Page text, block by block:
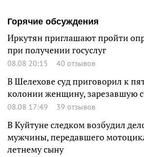
Горячие обсуждения
Иркутян приглашают пройти
при получении госуслуг
08.08 20:15 40 отзывов
В Шелехове суд приговорил к
колонии женщину, зарезавшую
08.08 17:49 39 отзывов
В Куйтуне следком возбудил
мужчины, передавшего
летнему сыну